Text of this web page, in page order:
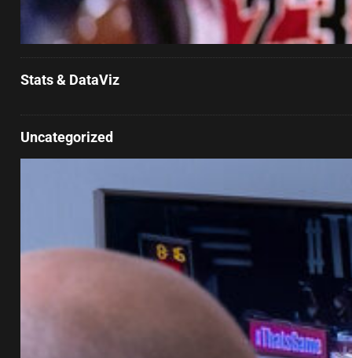
Stats & DataViz
Uncategorized